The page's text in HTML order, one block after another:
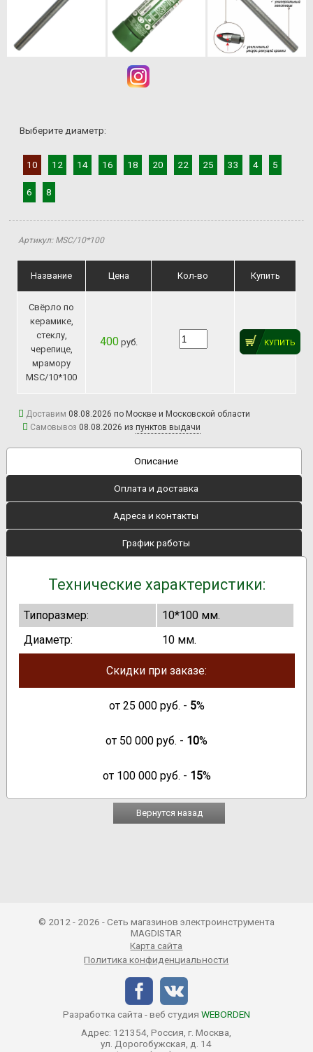
Выберите диаметр:
10 12 14 16 18 20 22 25 33 4 5
6 8
Артикул: MSС/10*100
Название Цена Кол-во Купить
Свёрло по
керамике,
стеклу,
черепице,
мрамору
MSС/10*100
400руб. КУПИТЬ
Доставим 08.08.2026 по Москве и Московской области
Самовывоз 08.08.2026 из пунктов выдачи
Описание
Оплата и доставка
Адреса и контакты
График работы
Технические характеристики:
Типоразмер:
10*100 мм.
Диаметр:
10 мм.
Скидки при заказе:
от 25 000руб. - 5%
от 50 000 руб. - 10%
от 100 000руб. - 15%
Вернутся назад
© 2012 - 2026 - Сеть магазинов электроинструмента
MAGDISTAR
Карта сайта
Политика конфиденциальности
Разработка сайта - веб студия WEBORDEN
Адрес: 121354, Россия, г. Москва,
ул. Дорогобужская, д. 14